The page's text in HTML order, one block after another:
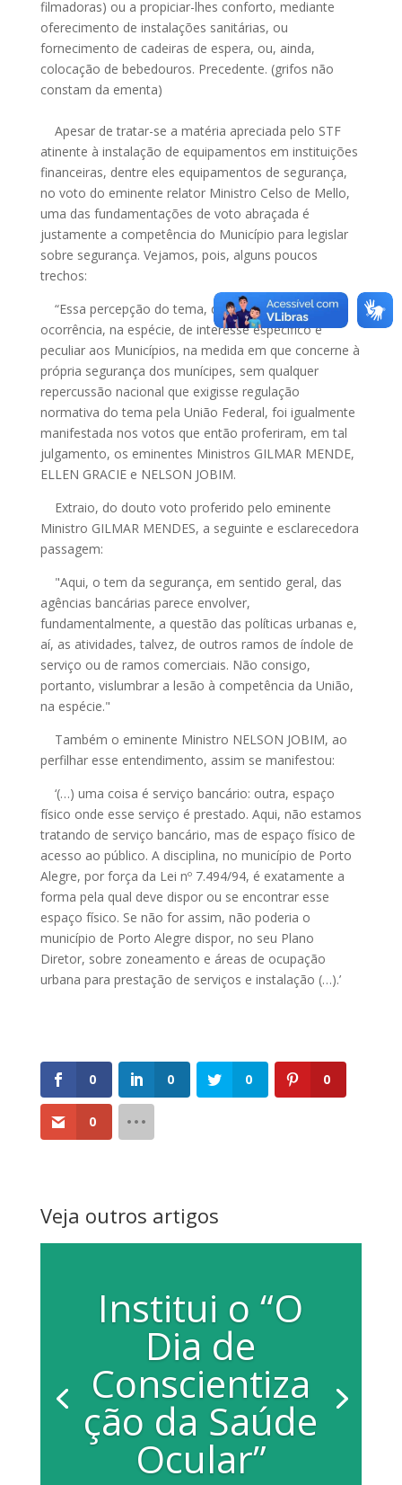
filmadoras) ou a propiciar-lhes conforto, mediante
oferecimento de instalações sanitárias, ou
fornecimento de cadeiras de espera, ou, ainda,
colocação de bebedouros. Precedente. (grifos não
constam da ementa)
Apesar de tratar-se a matéria apreciada pelo STF
atinente à instalação de equipamentos em instituições
financeiras, dentre eles equipamentos de segurança,
no voto do eminente relator Ministro Celso de Mello,
uma das fundamentações de voto abraçada é
justamente a competência do Município para legislar
sobre segurança. Vejamos, pois, alguns poucos
trechos:
“Essa percepção do tema, que enfatiza a
ocorrência, na espécie, de interesse específico e
peculiar aos Municípios, na medida em que concerne à
própria segurança dos munícipes, sem qualquer
repercussão nacional que exigisse regulação
normativa do tema pela União Federal, foi igualmente
manifestada nos votos que então proferiram, em tal
julgamento, os eminentes Ministros GILMAR MENDE,
ELLEN GRACIE e NELSON JOBIM.
Extraio, do douto voto proferido pelo eminente
Ministro GILMAR MENDES, a seguinte e esclarecedora
passagem:
"Aqui, o tem da segurança, em sentido geral, das
agências bancárias parece envolver,
fundamentalmente, a questão das políticas urbanas e,
aí, as atividades, talvez, de outros ramos de índole de
serviço ou de ramos comerciais. Não consigo,
portanto, vislumbrar a lesão à competência da União,
na espécie."
Também o eminente Ministro NELSON JOBIM, ao
perfilhar esse entendimento, assim se manifestou:
‘(…) uma coisa é serviço bancário: outra, espaço
físico onde esse serviço é prestado. Aqui, não estamos
tratando de serviço bancário, mas de espaço físico de
acesso ao público. A disciplina, no município de Porto
Alegre, por força da Lei nº 7.494/94, é exatamente a
forma pela qual deve dispor ou se encontrar esse
espaço físico. Se não for assim, não poderia o
município de Porto Alegre dispor, no seu Plano
Diretor, sobre zoneamento e áreas de ocupação
urbana para prestação de serviços e instalação (…).’
0 0 0 0
0
Veja outros artigos
Institui o “O
Dia de
Conscientiza
ção da Saúde
Ocular”